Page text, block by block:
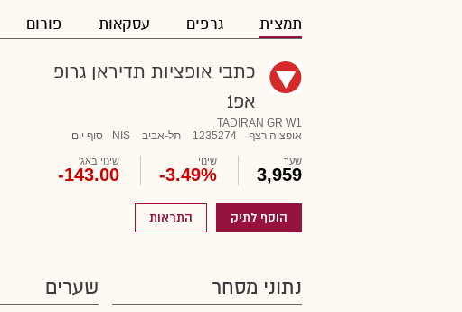
תמצית גרפים עסקאות פורום
כתבי אופציות תדיראן גרופ
אפ1
TADIRAN GR W1
אופציה רצף
1235274 תל-אביב NIS סוף יום
שער
3,959
שינוי
-3.49%
שינוי באג'
-143.00
הוסף לתיק התראות
נתוני מסחר שערים